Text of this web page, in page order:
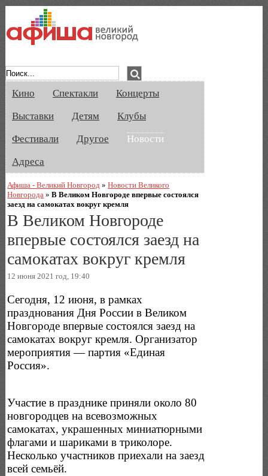
Кино Спектакли
Концерты
Выставки
Детям
Клубы
Фестивали
Другое
Новости
Адреса
Афиша - Великий Новгород »Новости Великого
Новгорода »В Великом Новгороде впервые состоялся
заезд на самокатах вокруг кремля
В Великом Новгороде
впервые состоялся заезд на
самокатах вокруг кремля
12 июня 2021 год, 19:40
Сегодня, 12 июня, в рамках
празднования Дня России в Великом
Новгороде впервые состоялся заезд на
самокатах вокруг кремля. Организатор
мероприятия — партия «Единая
Россия».
Участие в празднике приняли около 80
новгородцев на всевозможных
самокатах, украшенных миниатюрными
флагами и шариками в триколоре.
Несколько участников приехали на заезд
всей семьёй.